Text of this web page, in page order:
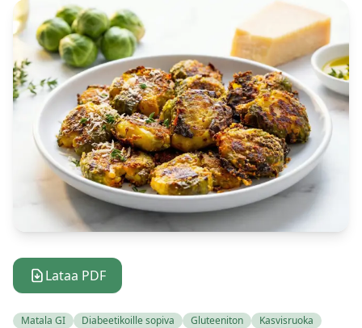
Lataa PDF
Matala GI Diabeetikoille sopiva Gluteeniton
Kasvisruoka